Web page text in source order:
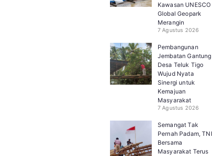
Kawasan UNESCO
Global Geopark
Merangin
7 Agustus 2026
Pembangunan
Jembatan Gantung
Desa Teluk Tigo
Wujud Nyata
Sinergi untuk
Kemajuan
Masyarakat
7 Agustus 2026
Semangat Tak
Pernah Padam, TNI
Bersama
Masyarakat Terus